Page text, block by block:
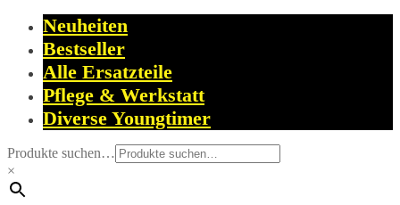
Neuheiten
Bestseller
Alle Ersatzteile
Pflege & Werkstatt
Diverse Youngtimer
Produkte suchen…
×